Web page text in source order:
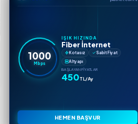
1000
Mbps
IŞIK HIZINDA
Fiber İnternet
Kotasız
Sabit Fiyat
Altyapı
BAŞLAYAN FIYATLAR
450TL/Ay
HEMEN BAŞVUR